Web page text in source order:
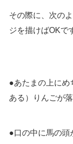
その際に、次の
ジを描けばOKで
●あたまの上にめ
ある）りんごが
●口の中に馬の頭